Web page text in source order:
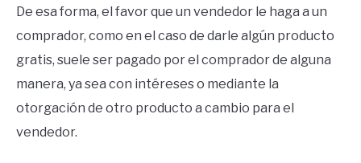
De esa forma, el favor que un vendedor le haga a un
comprador, como en el caso de darle algún producto
gratis, suele ser pagado por el comprador de alguna
manera, ya sea con intéreses o mediante la
otorgación de otro producto a cambio para el
vendedor.